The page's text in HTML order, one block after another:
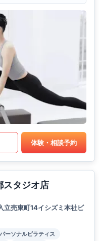
体験・相談予約
スタジオ店
立売東町14イシズミ本社ビ
パーソナルピラティス